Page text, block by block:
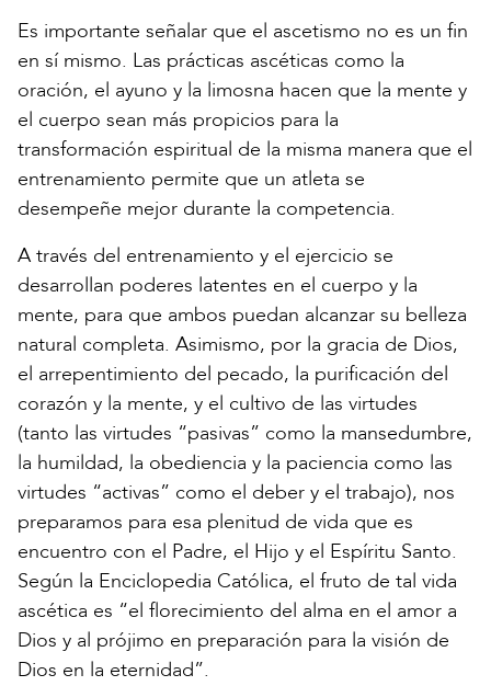
Es importante señalar que el ascetismo no es un fin
en sí mismo. Las prácticas ascéticas como la
oración, el ayuno y la limosna hacen que la mente y
el cuerpo sean más propicios para la
transformación espiritual de la misma manera que el
entrenamiento permite que un atleta se
desempeñe mejor durante la competencia.
A través del entrenamiento y el ejercicio se
desarrollan poderes latentes en el cuerpo y la
mente, para que ambos puedan alcanzar su belleza
natural completa. Asimismo, por la gracia de Dios,
el arrepentimiento del pecado, la purificación del
corazón y la mente, y el cultivo de las virtudes
(tanto las virtudes “pasivas” como la mansedumbre,
la humildad, la obediencia y la paciencia como las
virtudes “activas” como el deber y el trabajo), nos
preparamos para esa plenitud de vida que es
encuentro con el Padre, el Hijo y el Espíritu Santo.
Según la Enciclopedia Católica, el fruto de tal vida
ascética es “el florecimiento del alma en el amor a
Dios y al prójimo en preparación para la visión de
Dios en la eternidad”.